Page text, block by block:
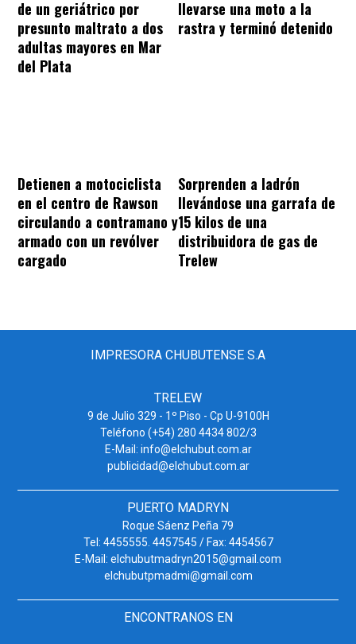
de un geriátrico por
presunto maltrato a dos
adultas mayores en Mar
del Plata
llevarse una moto a la
rastra y terminó detenido
Detienen a motociclista
en el centro de Rawson
circulando a contramano y
armado con un revólver
cargado
Sorprenden a ladrón
llevándose una garrafa de
15 kilos de una
distribuidora de gas de
Trelew
IMPRESORA CHUBUTENSE S.A
TRELEW
9 de Julio 329 - 1º Piso - Cp U-9100H
Teléfono (+54) 280 4434 802/3
E-Mail: info@elchubut.com.ar
publicidad@elchubut.com.ar
PUERTO MADRYN
Roque Sáenz Peña 79
Tel: 4455555. 4457545 / Fax: 4454567
E-Mail: elchubutmadryn2015@gmail.com
elchubutpmadmi@gmail.com
ENCONTRANOS EN